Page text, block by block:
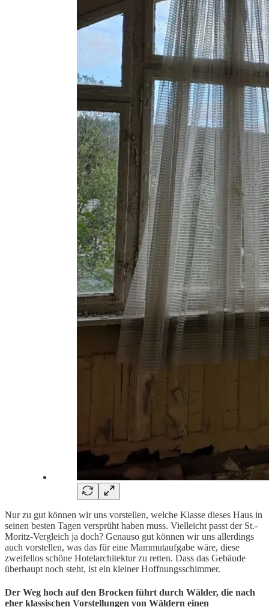
Nur zu gut können wir uns vorstellen, welche Klasse dieses Haus in
seinen besten Tagen versprüht haben muss. Vielleicht passt der St.-
Moritz-Vergleich ja doch? Genauso gut können wir uns allerdings
auch vorstellen, was das für eine Mammutaufgabe wäre, diese
zweifellos schöne Hotelarchitektur zu retten. Dass das Gebäude
überhaupt noch steht, ist ein kleiner Hoffnungsschimmer.
Der Weg hoch auf den Brocken führt durch Wälder, die nach
eher klassischen Vorstellungen von Wäldern einen